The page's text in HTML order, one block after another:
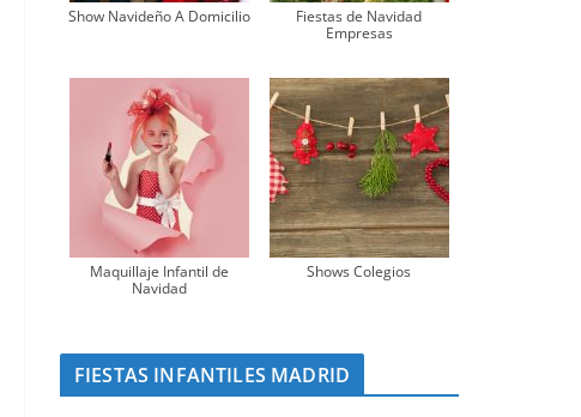
Show Navideño A Domicilio
Fiestas de Navidad
Empresas
Maquillaje Infantil de
Navidad
Shows Colegios
FIESTAS INFANTILES MADRID